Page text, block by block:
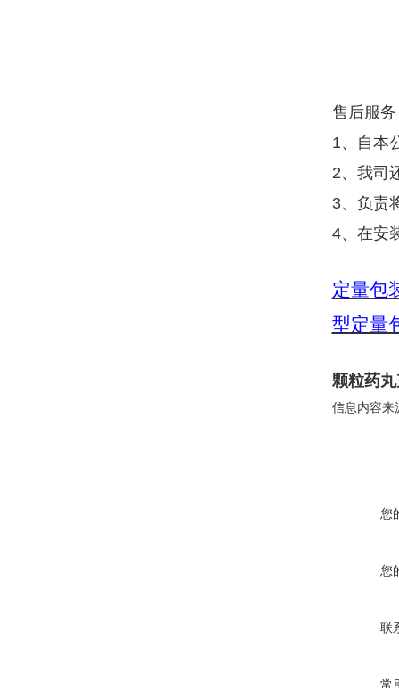
售后服
1、自本
2、我司
3、负责
4、在安
定量包
型定量
颗粒药
信息内容来
您
您
联
常